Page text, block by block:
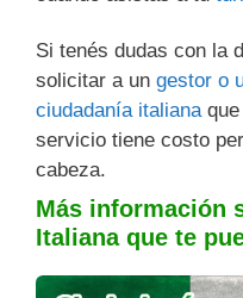
Si tenés dudas con la
solicitar a un gestor o
ciudadanía italiana
servicio tiene costo
cabeza.
Más información
Italiana que te